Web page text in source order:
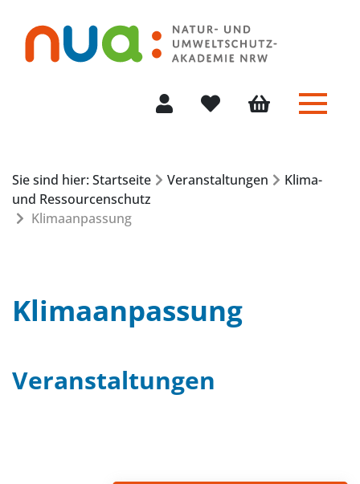
Menü
Sie sind hier: Startseite Veranstaltungen
Klima-
und Ressourcenschutz
Klimaanpassung
Klimaanpassung
Veranstaltungen